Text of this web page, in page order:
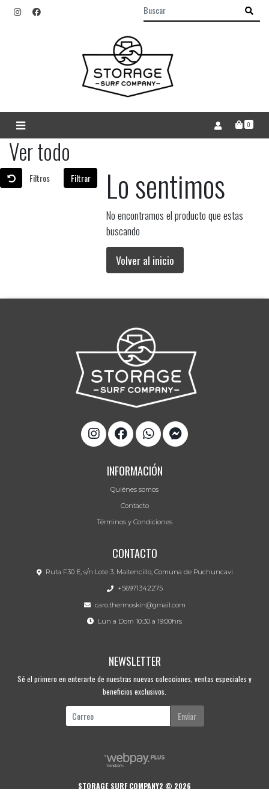
0
Ver todo
Filtros Filtrar Lo sentimos
No encontramos el producto que estas
buscando
Volver al inicio
INFORMACIÓN
Quiénes somos
Contacto
Términos y Condiciones
CONTACTO
Ruta F30 E, s/n Lote 3. Maitencillo, Comuna de Puchuncavi
+56971342275
caro.thermoskin@gmail.com
Lun a Dom 10:30 a 19:00hrs
NEWSLETTER
Sé el primero en enterarte de nuestras nuevas colecciones, ventas especiales y
beneficios exclusivos.
Enviar
STORAGE SURF COMPANY2 © 2026